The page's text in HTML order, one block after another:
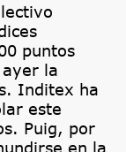
puntos
la
Inditex ha
este
Puig, por
en la